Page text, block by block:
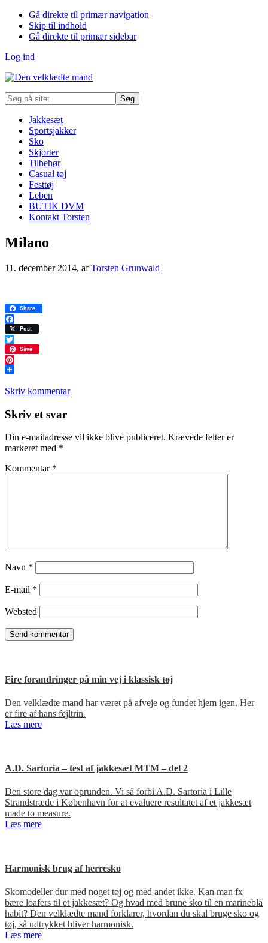
Gå direkte til primær navigation
Skip til indhold
Gå direkte til primær sidebar
Log ind
Søg
på
Jakkesæt
Sportsjakker
Sko
Skjorter
Tilbehør
Casual tøj
Festtøj
Leben
BUTIK DVM
Kontakt Torsten
Milano
11. december 2014, afTorsten Grunwald
Share
Facebook
Post
Twitter
Save
Pinterest
Skriv kommentar
Læserinteraktioner
Skriv et svar
Din e-mailadresse vil ikke blive publiceret. Krævede felter er
markeret med *
Kommentar *
Navn *
E-mail *
Websted
Fire forandringer på min vej i klassisk tøj
Den velklædte mand har været på afveje og fundet hjem igen. Her
er fire af hans fejltrin.
Læs mere
A.D. Sartoria – test af jakkesæt MTM – del 2
Den store dag var oprunden. Vi så forbi A.D. Sartoria i Lille
Strandstræde i København for at evaluere resultatet af et jakkesæt
made to measure.
Læs mere
Harmonisk brug af herresko
Skomodeller dur med noget tøj og med andet ikke. Kan man fx
bære loafers til et jakkesæt? Og hvad med brune sko til en marineblå
habit? Den velklædte mand forklarer, hvordan du skal bruge sko og
tøj, så udtrykket bliver harmonisk.
Læs mere